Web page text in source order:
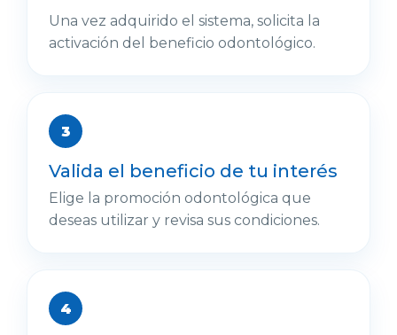
Una vez adquirido el sistema, solicita la
activación del beneficio odontológico.
Valida el beneficio de tu interés
Elige la promoción odontológica que
deseas utilizar y revisa sus condiciones.